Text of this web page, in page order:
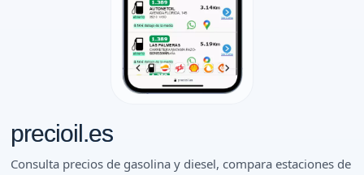
precioil.es
Consulta precios de gasolina y diesel, compara estaciones de